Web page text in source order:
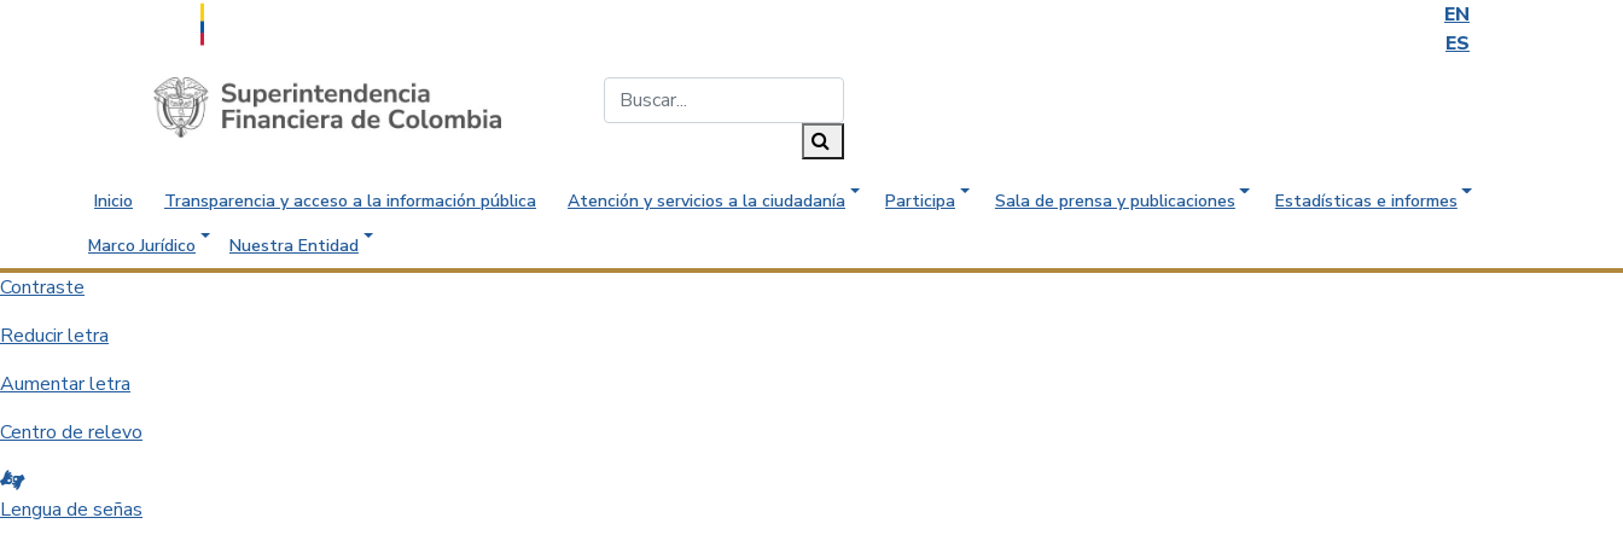
EN
ES
Saltar al contenido principal
Inicio Transparencia y acceso a la información pública Atención y servicios a la ciudadanía Participa Sala de prensa y publicaciones
Estadísticas e informes
Marco Jurídico
Nuestra Entidad
Contraste
Reducir letra
Aumentar letra
Centro de relevo
Lengua de señas